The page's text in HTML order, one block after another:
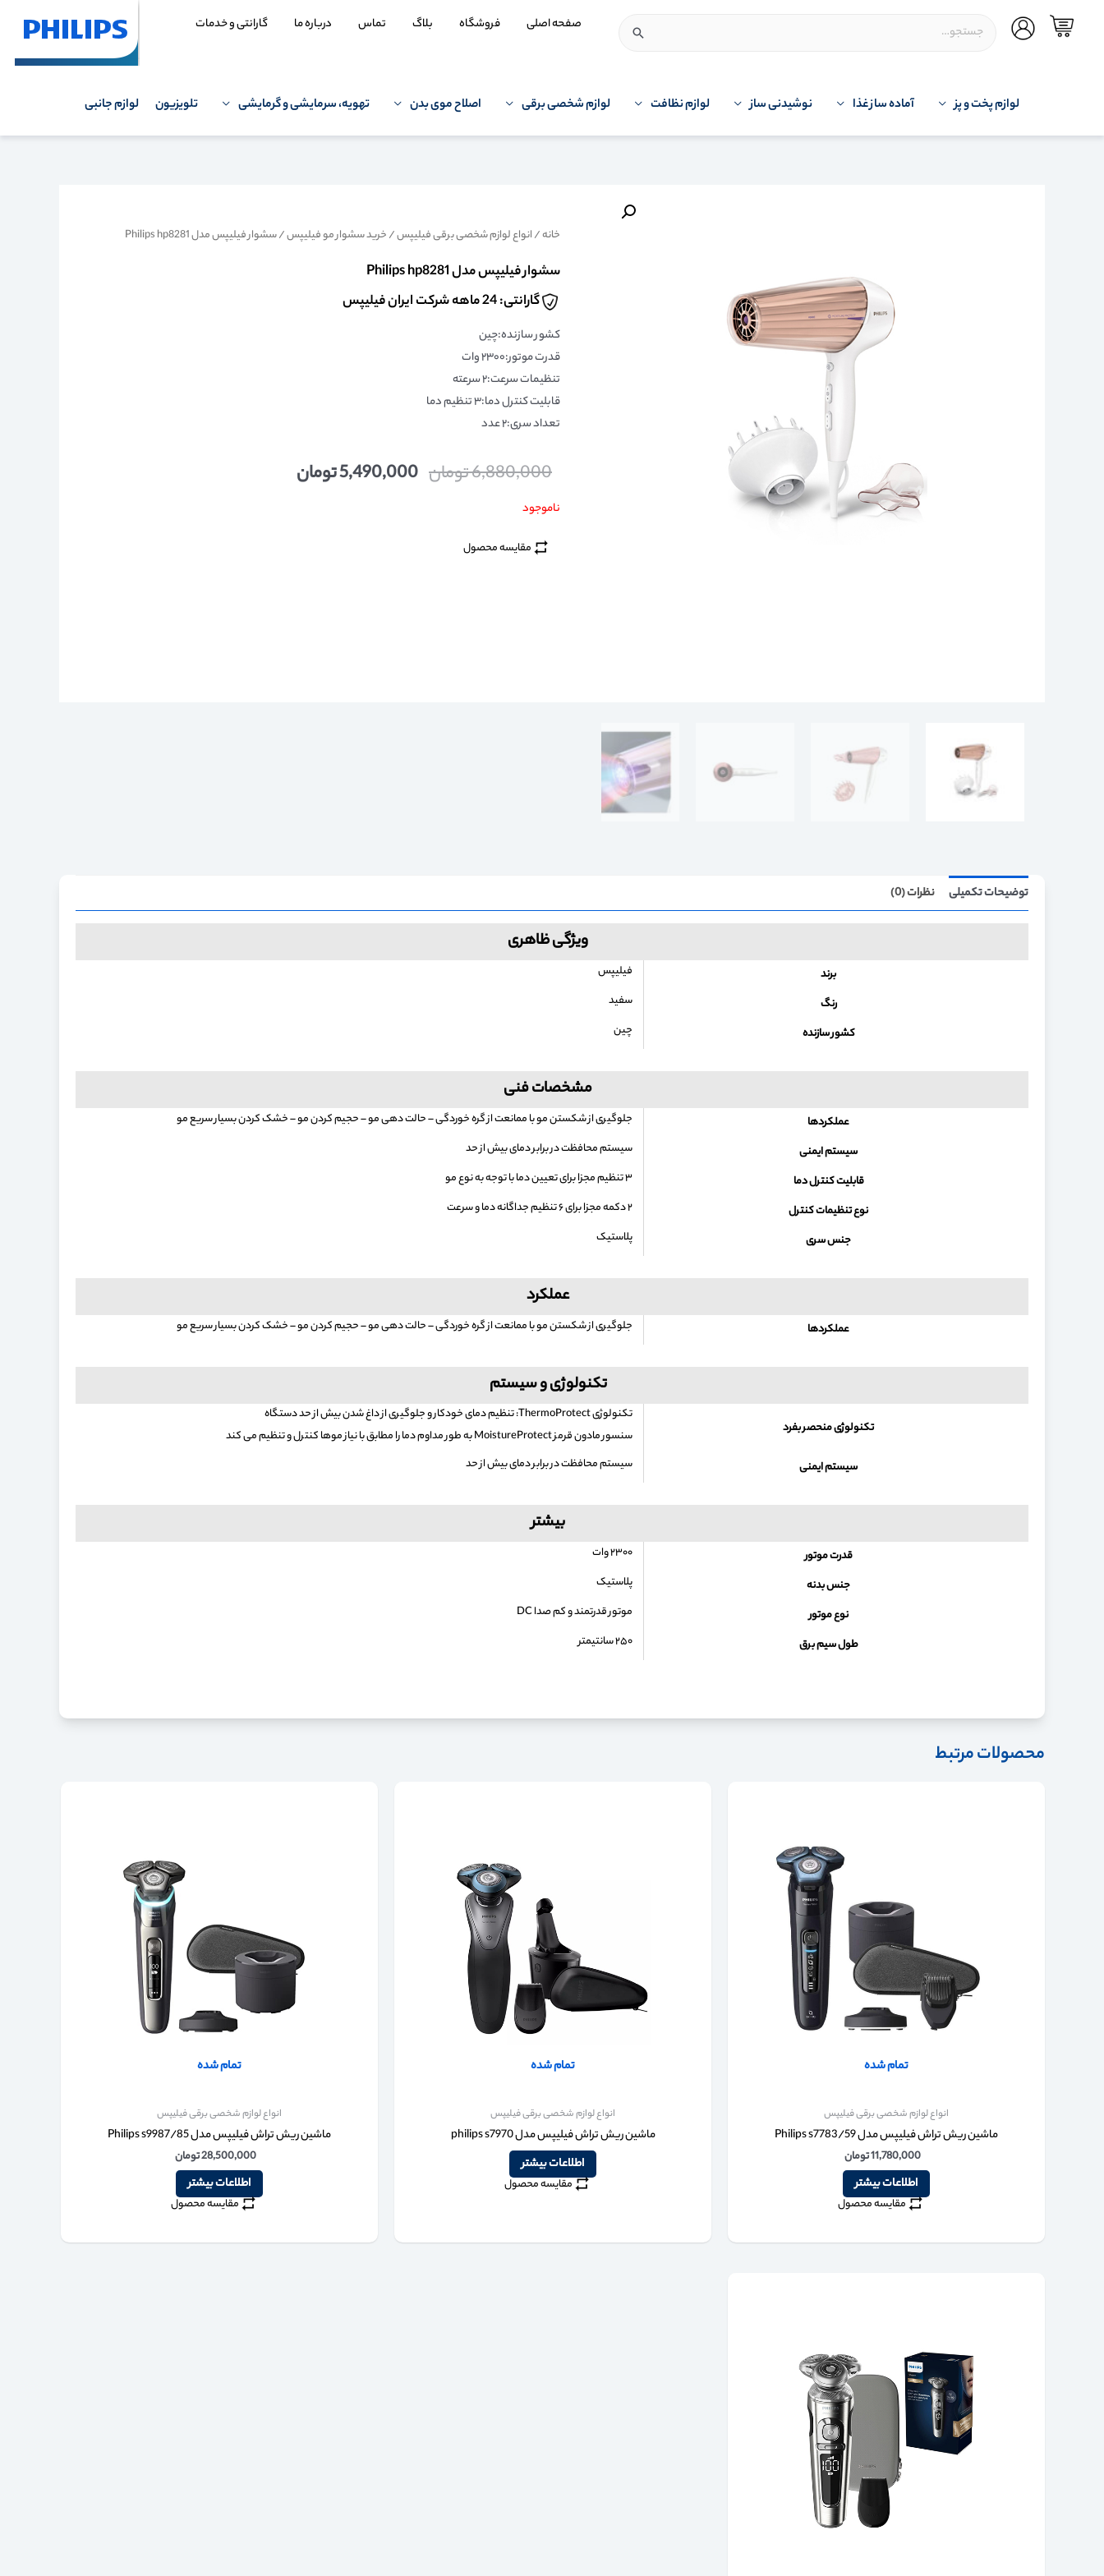
صفحه اصلی فروشگاه بلاگ تماس درباره ما گارانتی و خدمات
لوازم پخت و پز آماده ساز غذا نوشیدنی ساز لوازم نظافت لوازم شخصی برقی اصلاح موی بدن تهویه، سرمایشی و گرمایشی تلویزیون لوازم جانبی
خانه/ انواع لوازم شخصی برقی فیلیپس/ خرید سشوار مو فیلیپس/ سشوار فیلیپس مدل Philips hp8281
سشوار فیلیپس مدل Philips hp8281
گارانتی: 24 ماهه شرکت ایران فیلیپس
کشور سازنده:چین
قدرت موتور:۲۳۰۰ وات
تنظیمات سرعت:۲ سرعته
قابلیت کنترل دما:۳ تنظیم دما
تعداد سری:۲ عدد
6,880,000تومان 5,490,000تومان
ناموجود
مقایسه محصول
توضیحات تکمیلی نظرات (0)
ویژگی ظاهری
برند
فیلیپس
رنگ
سفید
کشور سازنده
چین
مشخصات فنی
عملکردها
جلوگیری از شکستن مو با ممانعت از گره خوردگی – حالت دهی مو – حجیم کردن مو – خشک کردن بسیار سریع مو
سیستم ایمنی
سیستم محافظت در برابر دمای بیش از حد
قابلیت کنترل دما
۳ تنظیم مجزا برای تعیین دما با توجه به نوع مو
نوع تنظیمات کنترل
۲ دکمه مجزا برای ۶ تنظیم جداگانه دما و سرعت
جنس سری
پلاستیک
عملکرد
عملکردها جلوگیری از شکستن مو با ممانعت از گره خوردگی – حالت دهی مو – حجیم کردن مو – خشک کردن بسیار سریع مو
تکنولوژی و سیستم
تکنولوژی منحصر بفرد
تکنولوژی ThermoProtect: تنظیم دمای خودکار و جلوگیری از داغ شدن بیش از حد دستگاه
سنسور مادون قرمز MoistureProtect به طور مداوم دما را مطابق با نیاز موها کنترل و تنظیم می کند
سیستم ایمنی
سیستم محافظت در برابر دمای بیش از حد
بیشتر
قدرت موتور
۲۳۰۰ وات
جنس بدنه
پلاستیک
نوع موتور
موتور قدرتمند و کم صدا DC
طول سیم برق
۲۵۰ سانتیمتر
محصولات مرتبط
تمام شده
انواع لوازم شخصی برقی فیلیپس
ماشین ریش تراش فیلیپس مدل Philips s7783/59
11,780,000تومان
اطلاعات بیشتر
مقایسه محصول
تمام شده
انواع لوازم شخصی برقی فیلیپس
ماشین ریش تراش فیلیپس مدل philips s7970
اطلاعات بیشتر
مقایسه محصول
تمام شده
انواع لوازم شخصی برقی فیلیپس
ماشین ریش تراش فیلیپس مدل Philips s9987/85
28,500,000تومان
اطلاعات بیشتر
مقایسه محصول